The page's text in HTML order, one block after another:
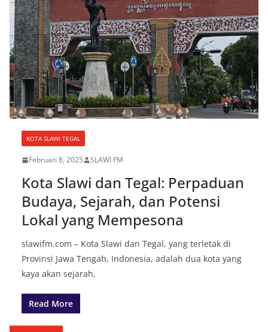
KOTA SLAWI TEGAL
Februari 8, 2025 SLAWI FM
Kota Slawi dan Tegal: Perpaduan
Budaya, Sejarah, dan Potensi
Lokal yang Mempesona
slawifm.com – Kota Slawi dan Tegal, yang terletak di
Provinsi Jawa Tengah, Indonesia, adalah dua kota yang
kaya akan sejarah,
Read More